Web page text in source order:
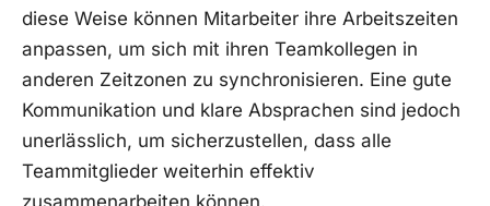
diese Weise können ‍Mitarbeiter ihre Arbeitszeiten
anpassen,‌ um sich mit⁤ ihren ⁤Teamkollegen in
anderen Zeitzonen zu synchronisieren. Eine gute⁢
Kommunikation und klare Absprachen sind jedoch
unerlässlich, um sicherzustellen, dass⁣ alle
⁢Teammitglieder ⁣weiterhin effektiv‌
zusammenarbeiten ‌können.